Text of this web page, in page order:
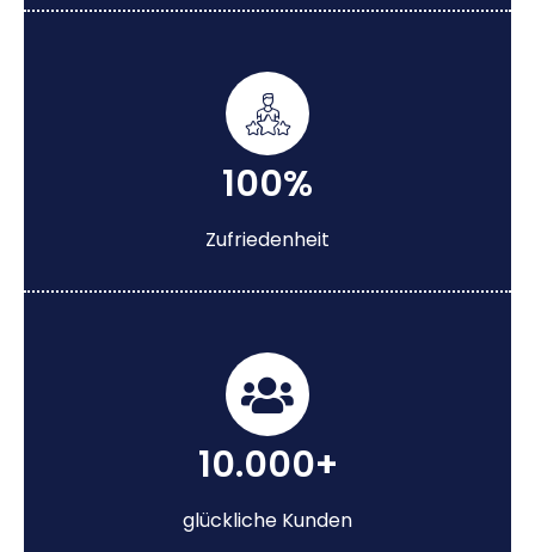
100%
Zufriedenheit
10.000+
glückliche Kunden